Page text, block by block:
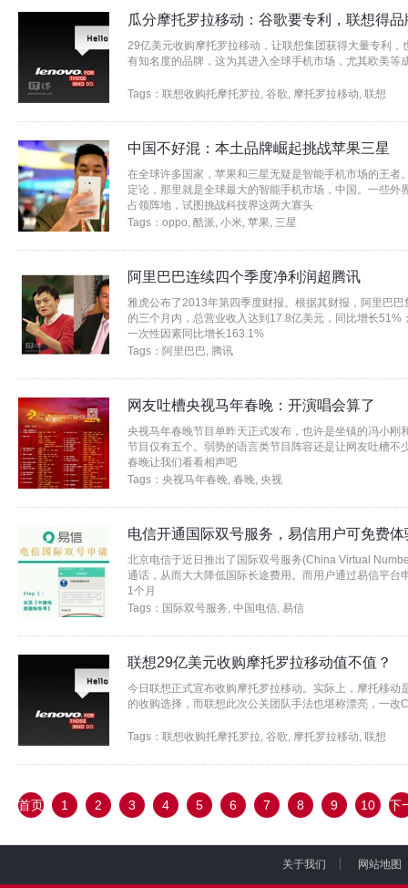
瓜分摩托罗拉移动：谷歌要专利，联想得品
29亿美元收购摩托罗拉移动，让联想集团获得大量专利，
有知名度的品牌，这为其进入全球手机市场，尤其欧美等
Tags： 联想收购托摩托罗拉, 谷歌, 摩托罗拉移动, 联想
中国不好混：本土品牌崛起挑战苹果三星
在全球许多国家，苹果和三星无疑是智能手机市场的王者
定论，那里就是全球最大的智能手机市场，中国。一些外
占领阵地，试图挑战科技界这两大寡头
Tags： oppo, 酷派, 小米, 苹果, 三星
阿里巴巴连续四个季度净利润超腾讯
雅虎公布了2013年第四季度财报。根据其财报，阿里巴
的三个月内，总营业收入达到17.8亿美元，同比增长51%
一次性因素同比增长163.1%
Tags： 阿里巴巴, 腾讯
网友吐槽央视马年春晚：开演唱会算了
央视马年春晚节目单昨天正式发布，也许是坐镇的冯小刚
节目仅有五个。弱势的语言类节目阵容还是让网友吐槽不
春晚让我们看看相声吧
Tags： 央视马年春晚, 春晚, 央视
电信开通国际双号服务，易信用户可免费体
北京电信于近日推出了国际双号服务(China Virtual
通话，从而大大降低国际长途费用。而用户通过易信平台
1个月
Tags： 国际双号服务, 中国电信, 易信
联想29亿美元收购摩托罗拉移动值不值？
今日联想正式宣布收购摩托罗拉移动。实际上，摩托移动
的收购选择，而联想此次公关团队手法也堪称漂亮，一改
Tags： 联想收购托摩托罗拉, 谷歌, 摩托罗拉移动, 联想
首页 1 2 3 4 5 6 7 8 9 10
下
关于我们
网站地图